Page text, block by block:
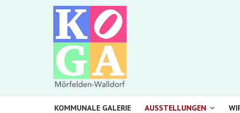
KOMMUNALE GALERIE AUSSTELLUNGEN